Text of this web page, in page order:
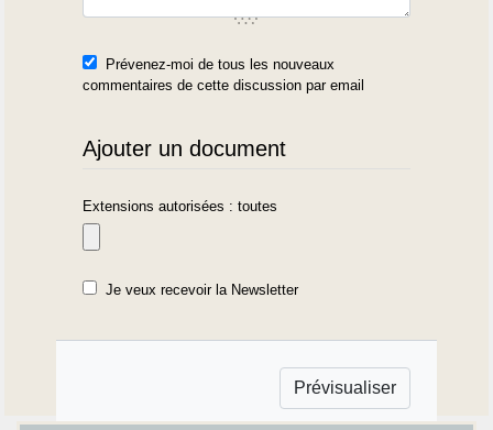
Prévenez-moi de tous les nouveaux
commentaires de cette discussion par email
Ajouter un document
Extensions autorisées : toutes
Je veux recevoir la Newsletter